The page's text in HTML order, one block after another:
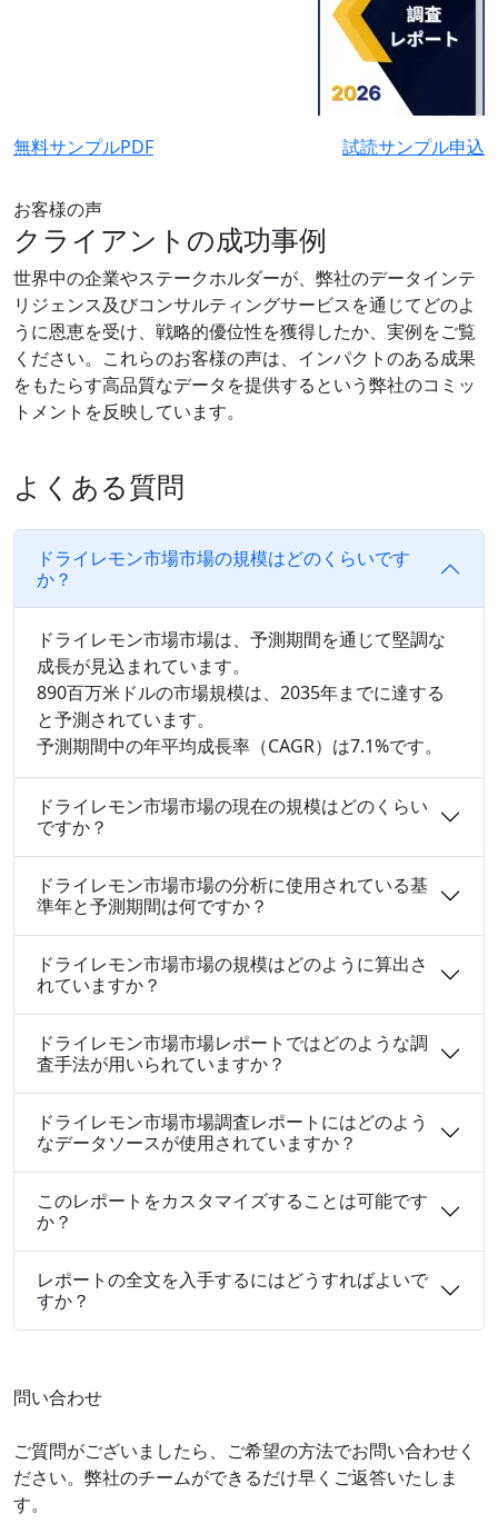
無料サンプルPDF 試読サンプル申込
お客様の声
クライアントの成功事例
世界中の企業やステークホルダーが、弊社のデータインテ
リジェンス及びコンサルティングサービスを通じてどのよ
うに恩恵を受け、戦略的優位性を獲得したか、実例をご覧
ください。これらのお客様の声は、インパクトのある成果
をもたらす高品質なデータを提供するという弊社のコミッ
トメントを反映しています。
よくある質問
ドライレモン市場市場の規模はどのくらいです
か？
ドライレモン市場市場は、予測期間を通じて堅調な
成長が見込まれています。
890百万米ドルの市場規模は、2035年までに達する
と予測されています。
予測期間中の年平均成長率（CAGR）は7.1%です。
ドライレモン市場市場の現在の規模はどのくらい
ですか？
ドライレモン市場市場の分析に使用されている基
準年と予測期間は何ですか？
ドライレモン市場市場の規模はどのように算出さ
れていますか？
ドライレモン市場市場レポートではどのような調
査手法が用いられていますか？
ドライレモン市場市場調査レポートにはどのよう
なデータソースが使用されていますか？
このレポートをカスタマイズすることは可能です
か？
レポートの全文を入手するにはどうすればよいで
すか？
問い合わせ
ご質問がございましたら、ご希望の方法でお問い合わせく
ださい。弊社のチームができるだけ早くご返答いたしま
す。